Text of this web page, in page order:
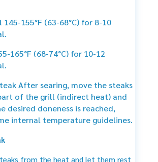
145-155°F (63-68°C) for 8-10
165°F (68-74°C) for 10-12
After searing, move the steaks
of the grill (indirect heat) and
desired doneness is reached,
internal temperature guidelines.
from the heat and let them rest